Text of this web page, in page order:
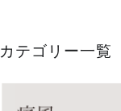
カテゴリー一覧